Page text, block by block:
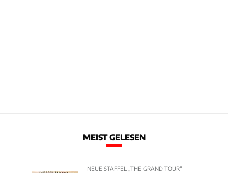
MEIST GELESEN
NEUE STAFFEL „THE GRAND TOUR“